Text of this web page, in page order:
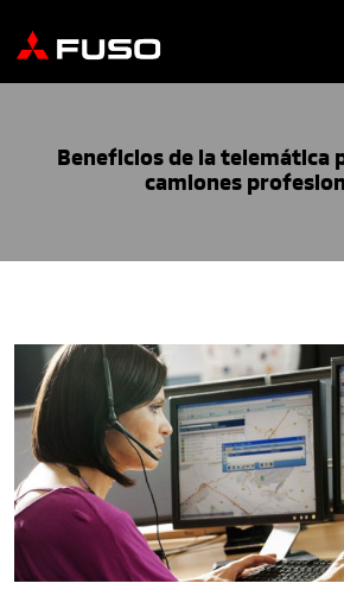
Beneficios de la telemática
camiones